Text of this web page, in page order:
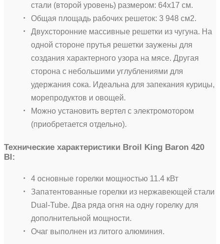
стали (второй уровень) размером: 64х17 см.
Общая площадь рабочих решеток: 3 948 см2.
Двухсторонние массивные решетки из чугуна. На
одной стороне прутья решетки заужены для
создания характерного узора на мясе. Другая
сторона с небольшими углублениями для
удержания сока. Идеальна для запекания курицы,
морепродуктов и овощей.
Можно установить вертел с электромотором
(приобретается отдельно).
Технические характеристики Broil King Baron 420
BI:
4 основные горелки мощностью 11.4 кВт
Запатентованные горелки из нержавеющей стали
Dual-Tube. Два ряда огня на одну горелку для
дополнительной мощности.
Очаг выполнен из литого алюминия.